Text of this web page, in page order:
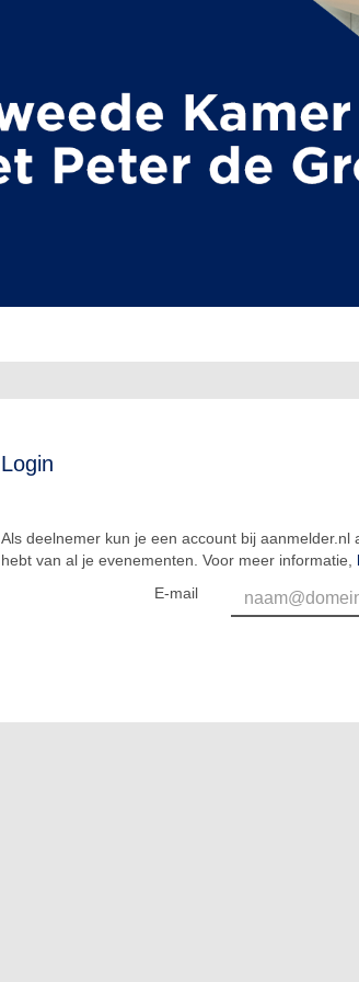
Login
Als deelnemer kun je een account bij
hebt van al je evenementen. Voor meer informatie,
E-mail